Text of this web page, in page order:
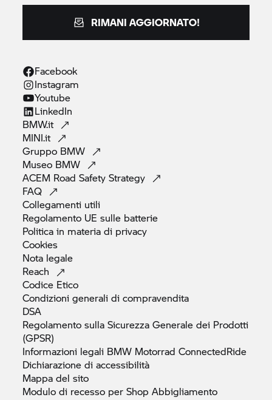
RIMANI AGGIORNATO!
Facebook
Instagram
Youtube
LinkedIn
BMW.it
MINI.it
Gruppo BMW
Museo BMW
ACEM Road SafetyStrategy
FAQ
Collegamenti utili
Regolamento UE sulle batterie
Politica in materia di privacy
Cookies
Nota legale
Reach
Codice Etico
Condizioni generali dicompravendita
DSA
Regolamento sulla Sicurezza Generale dei Prodotti
(GPSR)
Informazioni legali BMW Motorrad ConnectedRide
Dichiarazione diaccessibilità
Mappa delsito
Modulo di recesso per ShopAbbigliamento